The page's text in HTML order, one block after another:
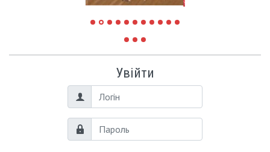
Увійти
Логін
Пароль